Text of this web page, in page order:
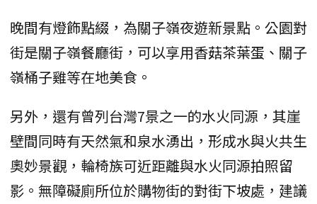
晚間有燈飾點綴，為關子嶺夜遊新景點。公園對
街是關子嶺餐廳街，可以享用香菇茶葉蛋、關子
嶺桶子雞等在地美食。
另外，還有曾列台灣7景之一的水火同源，其崖
壁間同時有天然氣和泉水湧出，形成水與火共生
奧妙景觀，輪椅族可近距離與水火同源拍照留
影。無障礙廁所位於購物街的對街下坡處，建議